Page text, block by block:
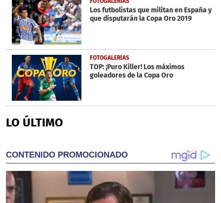
Los futbolistas que militan en España y
que disputarán la Copa Oro 2019
FOTOGALERÍAS
TOP: ¡Puro Killer! Los máximos
goleadores de la Copa Oro
LO ÚLTIMO